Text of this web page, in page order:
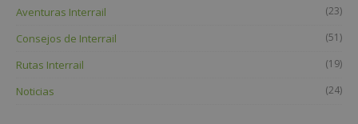
Aventuras Interrail (23)
Consejos de Interrail (51)
Rutas Interrail (19)
Noticias (24)